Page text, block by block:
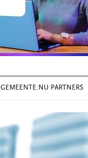
GEMEENTE.NU PARTNERS